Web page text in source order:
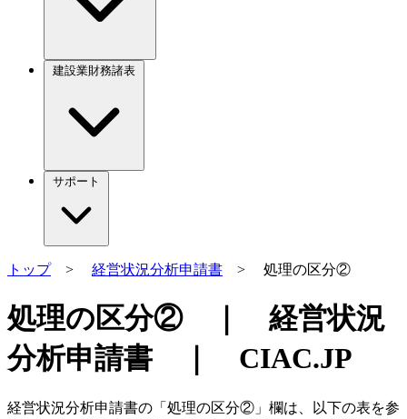
建設業財務諸表
サポート
トップ> 経営状況分析申請書 > 処理の区分②
処理の区分② ｜ 経営状況
分析申請書 ｜ CIAC.JP
経営状況分析申請書の「処理の区分②」欄は、以下の表を参